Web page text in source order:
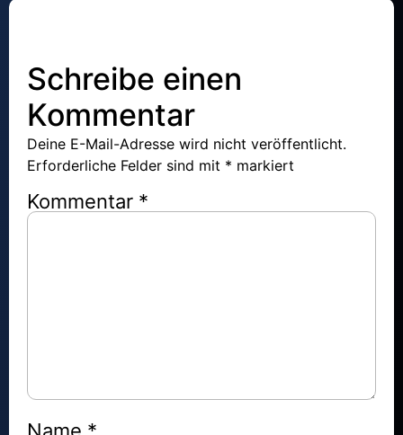
Schreibe einen
Kommentar
Deine E-Mail-Adresse wird nicht veröffentlicht.
Erforderliche Felder sind mit * markiert
Kommentar *